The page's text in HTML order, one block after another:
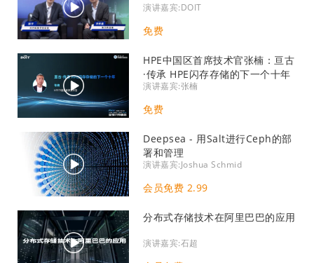
演讲嘉宾:DOIT
免费
HPE中国区首席技术官张楠：亘古
·传承 HPE闪存存储的下一个十年
演讲嘉宾:张楠
免费
Deepsea - 用Salt进行Ceph的部
署和管理
演讲嘉宾:Joshua Schmid
会员免费 2.99
分布式存储技术在阿里巴巴的应用
演讲嘉宾:石超